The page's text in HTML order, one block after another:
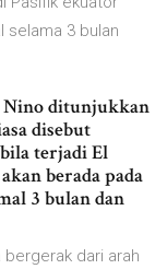
selama 3 bulan
Nino ditunjukkan
disebut
terjadi El
berada pada
3 bulan dan
dari arah